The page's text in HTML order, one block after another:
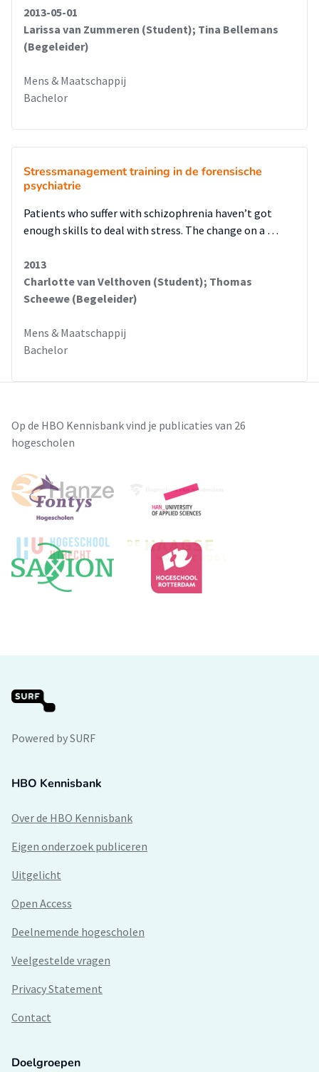
2013-05-01
Larissa van Zummeren (Student); Tina Bellemans
(Begeleider)
Mens & Maatschappij
Bachelor
Stressmanagement training in de forensische
psychiatrie
Patients who suffer with schizophrenia haven’t got
enough skills to deal with stress. The change on a …
2013
Charlotte van Velthoven (Student); Thomas
Scheewe (Begeleider)
Mens & Maatschappij
Bachelor
Op de HBO Kennisbank vind je publicaties van 26
hogescholen
Powered by SURF
HBO Kennisbank
Over de HBO Kennisbank
Eigen onderzoek publiceren
Uitgelicht
Open Access
Deelnemende hogescholen
Veelgestelde vragen
Privacy Statement
Contact
Doelgroepen